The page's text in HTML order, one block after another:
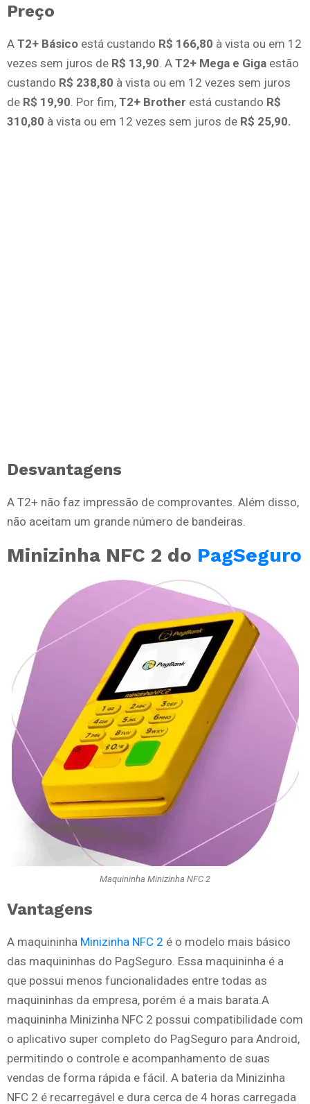
Preço
A T2+ Básico está custando R$ 166,80 à vista ou em 12
vezes sem juros de R$ 13,90 . A T2+ Mega e Giga estão
custando R$ 238,80 à vista ou em 12 vezes sem juros
de R$ 19,90 . Por fim, T2+ Brother está custando R$
310,80 à vista ou em 12 vezes sem juros de R$ 25,90.
Desvantagens
A T2+ não faz impressão de comprovantes. Além disso,
não aceitam um grande número de bandeiras.
Minizinha NFC 2 do PagSeguro
Maquininha Minizinha NFC 2
Vantagens
A maquininha Minizinha NFC 2 é o modelo mais básico
das maquininhas do PagSeguro. Essa maquininha é a
que possui menos funcionalidades entre todas as
maquininhas da empresa, porém é a mais barata.A
maquininha Minizinha NFC 2 possui compatibilidade com
o aplicativo super completo do PagSeguro para Android,
permitindo o controle e acompanhamento de suas
vendas de forma rápida e fácil. A bateria da Minizinha
NFC 2 é recarregável e dura cerca de 4 horas carregada